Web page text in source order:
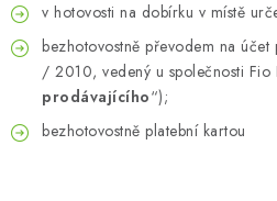
v hotovosti na dobírku v místě
bezhotovostně převodem na
/ 2010, vedený u společnosti Fio
prodávajícího“);
bezhotovostně platební kartou